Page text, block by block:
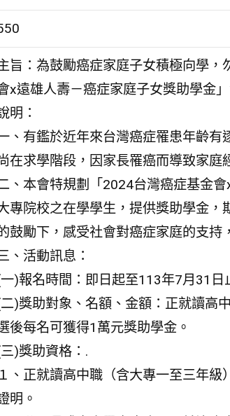
旨：為鼓勵癌症家庭子女積極向學
x遠雄人壽－癌症家庭子女獎助學金
明：
、有鑑於近年來台灣癌症罹患年齡
在求學階段，因家長罹癌而導致家庭
、本會特規劃「2024台灣癌症基金
專院校之在學學生，提供獎助學金
鼓勵下，感受社會對癌症家庭的支持
、活動訊息：
)報名時間：即日起至113年7月31日
)獎助對象、名額、金額：正就讀高
後每名可獲得1萬元獎助學金。
)獎助資格：.
１、正就讀高中職（含大專一至三年
明。